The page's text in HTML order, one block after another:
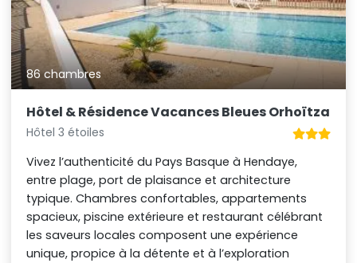
86 chambres
Hôtel & Résidence Vacances Bleues Orhoïtza
Hôtel 3 étoiles
Vivez l’authenticité du Pays Basque à Hendaye,
entre plage, port de plaisance et architecture
typique. Chambres confortables, appartements
spacieux, piscine extérieure et restaurant célébrant
les saveurs locales composent une expérience
unique, propice à la détente et à l’exploration